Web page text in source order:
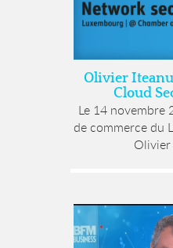
Olivier
Cloud
Le 14 novembre
de commerce du
Olivier